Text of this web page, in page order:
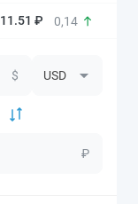
11.51 ₽ 0,14
$
₽